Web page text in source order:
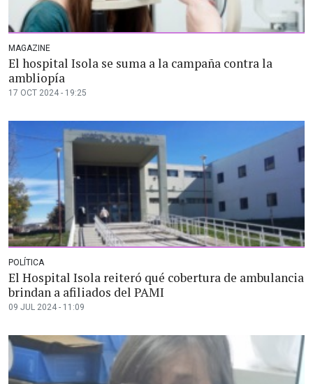
MAGAZINE
El hospital Isola se suma a la campaña contra la
ambliopía
17 OCT 2024 - 19:25
POLÍTICA
El Hospital Isola reiteró qué cobertura de ambulancia
brindan a afiliados del PAMI
09 JUL 2024 - 11:09